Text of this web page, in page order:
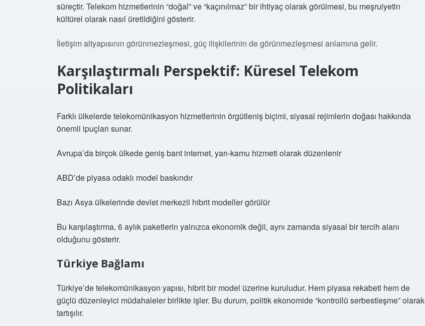
süreçtir. Telekom hizmetlerinin “doğal” ve “kaçınılmaz” bir ihtiyaç olarak görülmesi, bu meşruiyetin
kültürel olarak nasıl üretildiğini gösterir.
İletişim altyapısının görünmezleşmesi, güç ilişkilerinin de görünmezleşmesi anlamına gelir.
Karşılaştırmalı Perspektif: Küresel Telekom
Politikaları
Farklı ülkelerde telekomünikasyon hizmetlerinin örgütleniş biçimi, siyasal rejimlerin doğası hakkında
önemli ipuçları sunar.
Avrupa’da birçok ülkede geniş bant internet, yarı-kamu hizmeti olarak düzenlenir
ABD’de piyasa odaklı model baskındır
Bazı Asya ülkelerinde devlet merkezli hibrit modeller görülür
Bu karşılaştırma, 6 aylık paketlerin yalnızca ekonomik değil, aynı zamanda siyasal bir tercih alanı
olduğunu gösterir.
Türkiye Bağlamı
Türkiye’de telekomünikasyon yapısı, hibrit bir model üzerine kuruludur. Hem piyasa rekabeti hem de
güçlü düzenleyici müdahaleler birlikte işler. Bu durum, politik ekonomide “kontrollü serbestleşme” olarak
tartışılır.